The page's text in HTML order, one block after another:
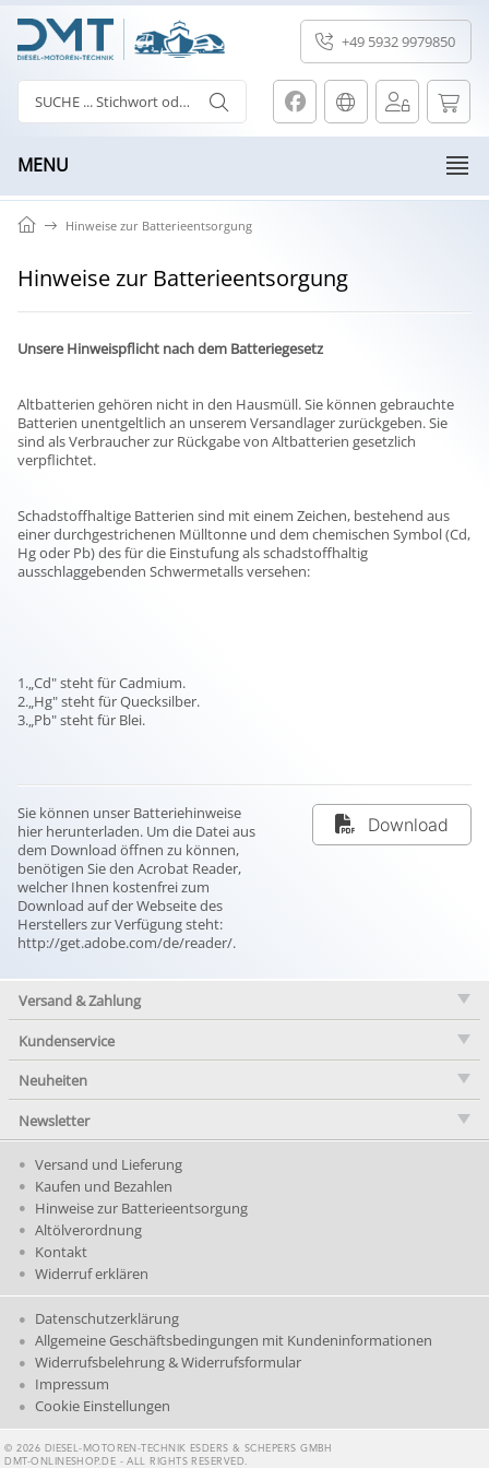
+49 5932 9979850
MENU
Hinweise zur Batterieentsorgung
Hinweise zur Batterieentsorgung
Unsere Hinweispflicht nach dem Batteriegesetz
Altbatterien gehören nicht in den Hausmüll. Sie können gebrauchte
Batterien unentgeltlich an unserem Versandlager zurückgeben. Sie
sind als Verbraucher zur Rückgabe von Altbatterien gesetzlich
verpflichtet.
Schadstoffhaltige Batterien sind mit einem Zeichen, bestehend aus
einer durchgestrichenen Mülltonne und dem chemischen Symbol (Cd,
Hg oder Pb) des für die Einstufung als schadstoffhaltig
ausschlaggebenden Schwermetalls versehen:
1.„Cd" steht für Cadmium.
2.„Hg" steht für Quecksilber.
3.„Pb" steht für Blei.
Sie können unser Batteriehinweise
hier herunterladen. Um die Datei aus
dem Download öffnen zu können,
benötigen Sie den Acrobat Reader,
welcher Ihnen kostenfrei zum
Download auf der Webseite des
Herstellers zur Verfügung steht:
http://get.adobe.com/de/reader/.
Download
Versand & Zahlung
Kundenservice
Neuheiten
Newsletter
Versand und Lieferung
Kaufen und Bezahlen
Hinweise zur Batterieentsorgung
Altölverordnung
Kontakt
Widerruf erklären
Datenschutzerklärung
Allgemeine Geschäftsbedingungen mit Kundeninformationen
Widerrufsbelehrung & Widerrufsformular
Impressum
Cookie Einstellungen
© 2026 DIESEL-MOTOREN-TECHNIK ESDERS & SCHEPERS GMBH
DMT-ONLINESHOP.DE - ALL RIGHTS RESERVED.